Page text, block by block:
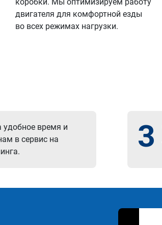
двигателя для комфортной езды
во всех режимах нагрузки.
удобное время и
в сервис на
3